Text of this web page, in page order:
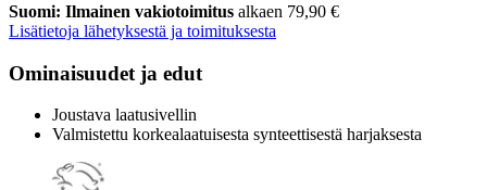
Suomi: Ilmainen vakiotoimitus alkaen 79,90 €
Lisätietoja lähetyksestä ja toimituksesta
Ominaisuudet ja edut
Joustava laatusivellin
Valmistettu korkealaatuisesta synteettisestä harjaksesta